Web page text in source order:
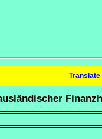
Translate